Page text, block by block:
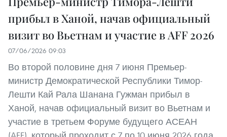
прибыл в Ханой, начав официальный
визит во Вьетнам и участие в AFF 2026
07/06/2026 09:03
Во второй половине дня 7 июня Премьер-
министр Демократической Республики Тимор-
Лешти Кай Рала Шанана Гужман прибыл в
Ханой, начав официальный визит во Вьетнам и
участие в третьем Форуме будущего АСЕАН